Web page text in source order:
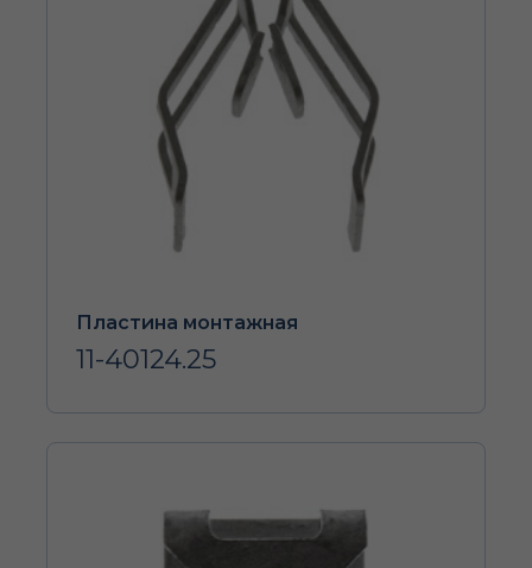
Пластина монтажная
11-40124.25